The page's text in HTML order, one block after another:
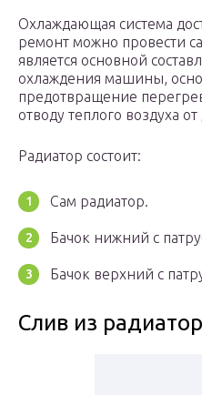
Охлаждающая система
ремонт можно провести
является основной
охлаждения машины,
предотвращение
отводу теплого воздуха
Радиатор состоит:
Сам радиатор.
Бачок нижний с
Бачок верхний с
Слив из